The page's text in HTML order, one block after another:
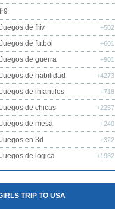
fr9
Juegos de friv
+502
Juegos de futbol +601
Juegos de guerra +901
Juegos de habilidad +4273
Juegos de infantiles +718
Juegos de chicas +2257
Juegos de mesa +240
Juegos en 3d +322
Juegos de logica +1982
TRIP TO USA